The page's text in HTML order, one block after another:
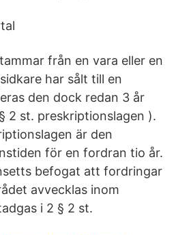
från en vara eller en
har sålt till en
den dock redan 3 år
2 st. preskriptionslagen ).
är den
för en fordran tio år.
befogat att fordringar
avvecklas inom
i 2 § 2 st.